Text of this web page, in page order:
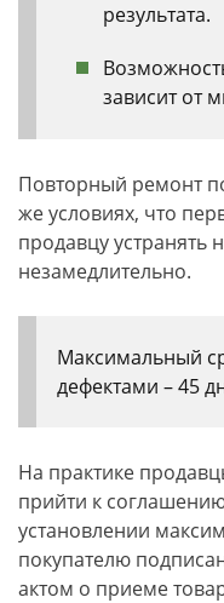
результата.
зависит от
Повторный ремонт
же условиях, что
продавцу устранять
незамедлительно.
Максимальный
дефектами – 45
На практике
прийти к
установлении
покупателю
актом о приеме